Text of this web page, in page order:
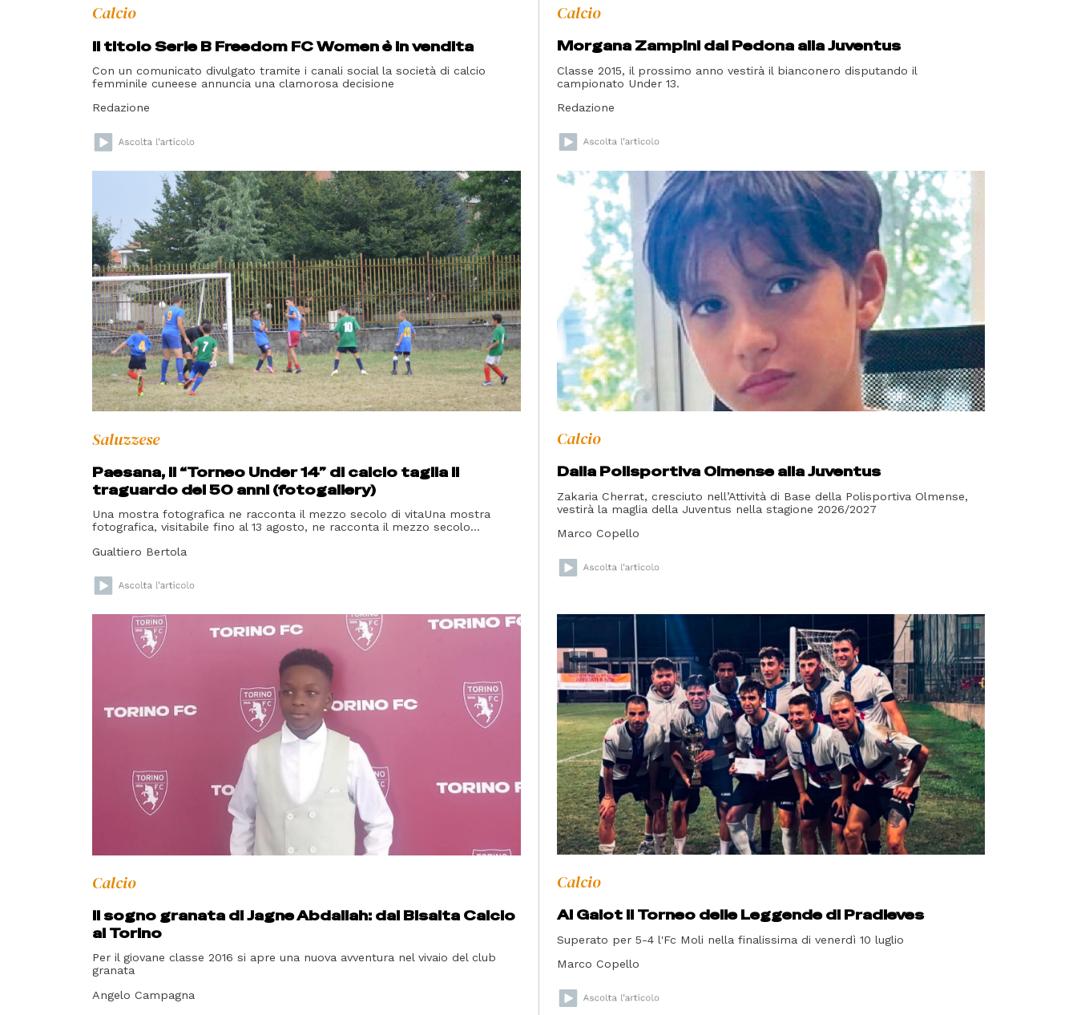
Calcio
Il titolo Serie B Freedom FC Women è in vendita
Con un comunicato divulgato tramite i canali social la società di calcio
femminile cuneese annuncia una clamorosa decisione
Redazione
Calcio
Morgana Zampini dal Pedona alla Juventus
Classe 2015, il prossimo anno vestirà il bianconero disputando il
campionato Under 13.
Redazione
Saluzzese
Paesana, il “Torneo Under 14” di calcio taglia il
traguardo dei 50 anni (fotogallery)
Una mostra fotografica ne racconta il mezzo secolo di vitaUna mostra
fotografica, visitabile fino al 13 agosto, ne racconta il mezzo secolo...
Gualtiero Bertola
Calcio
Dalla Polisportiva Olmense alla Juventus
Zakaria Cherrat, cresciuto nell’Attività di Base della Polisportiva Olmense,
vestirà la maglia della Juventus nella stagione 2026/2027
Marco Copello
Calcio
Il sogno granata di Jagne Abdallah: dal Bisalta Calcio
al Torino
Per il giovane classe 2016 si apre una nuova avventura nel vivaio del club
granata
Angelo Campagna
Calcio
Al Galot il Torneo delle Leggende di Pradleves
Superato per 5-4 l'Fc Moli nella finalissima di venerdì 10 luglio
Marco Copello